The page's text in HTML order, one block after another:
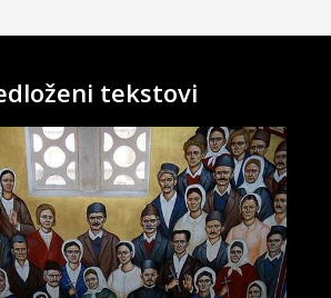
tekstovi